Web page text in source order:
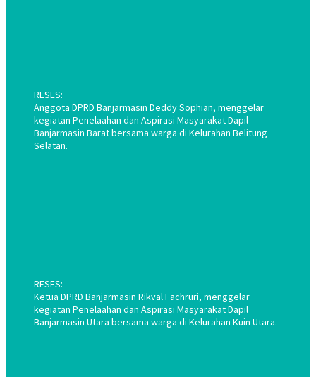
RESES:
Anggota DPRD Banjarmasin Deddy Sophian, menggelar
kegiatan Penelaahan dan Aspirasi Masyarakat Dapil
Banjarmasin Barat bersama warga di Kelurahan Belitung
Selatan.
RESES:
Ketua DPRD Banjarmasin Rikval Fachruri, menggelar
kegiatan Penelaahan dan Aspirasi Masyarakat Dapil
Banjarmasin Utara bersama warga di Kelurahan Kuin Utara.